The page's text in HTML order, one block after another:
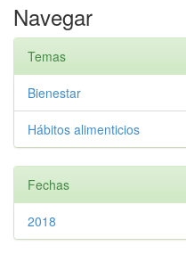
Navegar
Temas
Bienestar
Hábitos alimenticios
Fechas
2018